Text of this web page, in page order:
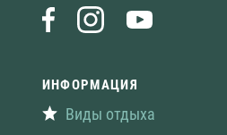
ИНФОРМАЦИЯ
Виды отдыха